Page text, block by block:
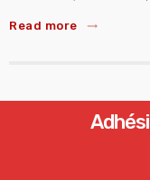
Read more trending_flat